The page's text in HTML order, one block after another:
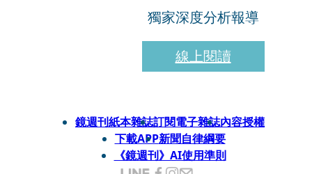
獨家深度分析報導
線上閱讀
鏡週刊紙本雜誌訂閱電子雜誌內容授權
下載APP新聞自律綱要
《鏡週刊》AI使用準則